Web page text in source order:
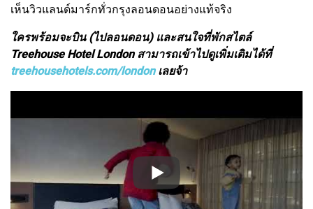
เห็นวิวแลนด์มาร์กทั่วกรุงลอนดอนอย่างแท้จริง
ใครพร้อมจะบิน (ไปลอนดอน) และสนใจที่พักสไตล์
Treehouse Hotel London สามารถเข้าไปดูเพิ่มเติมได้ที่
treehousehotels.com/londonเลยจ้า